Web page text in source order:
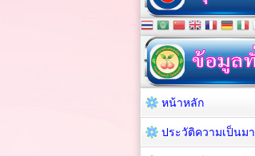
หน้าหลัก
ประวัติความเป็นมา